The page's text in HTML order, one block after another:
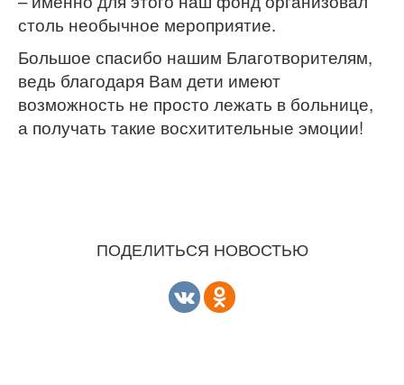
столь необычное мероприятие.
Большое спасибо нашим Благотворителям,
ведь благодаря Вам дети имеют
возможность не просто лежать в больнице,
а получать такие восхитительные эмоции!
ПОДЕЛИТЬСЯ НОВОСТЬЮ